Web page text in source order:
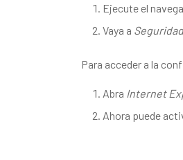
Ejecute el
Vaya a
Para acceder a la
Abra Internet
Ahora puede